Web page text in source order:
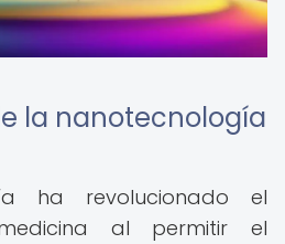
la nanotecnología
ha revolucionado el
al permitir el